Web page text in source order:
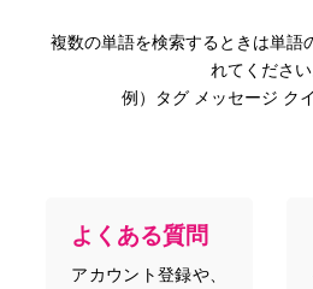
複数の単語を検索するときは単語
れてください
例）タグ メッセージ ク
よくある質問
アカウント登録や、